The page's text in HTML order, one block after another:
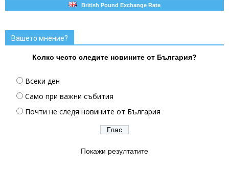
British Pound Exchange Rate
Вашето мнение?
Колко често следите новините от България?
Всеки ден
Само при важни събития
Почти не следя новините от България
Покажи резултатите